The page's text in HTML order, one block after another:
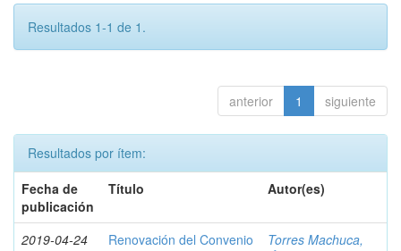
Resultados 1-1 de 1.
anterior 1 siguiente
Resultados por ítem:
Fecha de
publicación
Título Autor(es)
2019-04-24
Renovación del Convenio
Torres Machuca,